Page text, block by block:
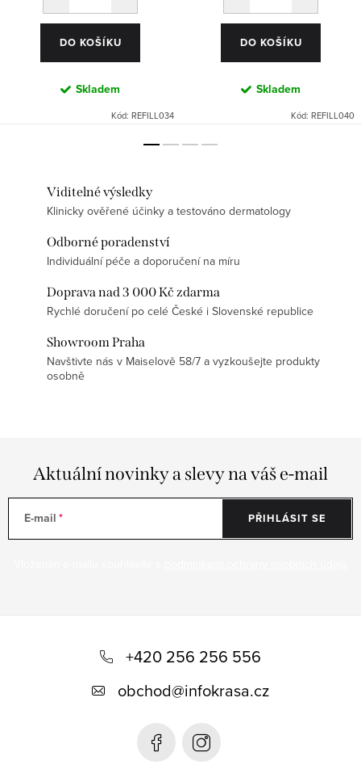
DO KOŠÍKU
Skladem
Kód: REFILL034
DO KOŠÍKU
Skladem
Kód: REFILL040
Viditelné výsledky
Klinicky ověřené účinky a testováno dermatology
Odborné poradenství
Individuální péče a doporučení na míru
Doprava nad 3 000 Kč zdarma
Rychlé doručení po celé České i Slovenské republice
Showroom Praha
Navštivte nás v Maiselově 58/7 a vyzkoušejte produkty
osobně
Aktuální novinky a slevy na váš e-mail
E-mail PŘIHLÁSIT SE
+420 256 256 556
obchod@infokrasa.cz